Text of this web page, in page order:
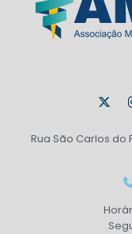
Rua São Carlos do